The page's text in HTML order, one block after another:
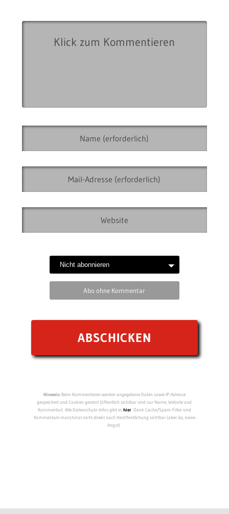
Abo ohne Kommentar
Hinweis:Beim Kommentieren werden angegebene Daten sowie IP-Adresse
gespeichert und Cookies gesetzt (öffentlich sichtbar sind nur Name, Website und
Kommentar). Alle Datenschutz-Infos gibt eshier. Dank Cache/Spam-Filter sind
Kommentare manchmal nicht direkt nach Veröffentlichung sichtbar (aber da, keine
Angst).